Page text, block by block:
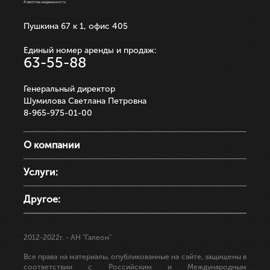
Пушкина 67 к 1, офис 405
Единый номер аренды и продаж:
63-55-88
Генеральный директор
Шумилова Светлана Петровна
8-965-975-01-00
О компании
Услуги:
Другое:
2012-2022г. - АН "Галеон"
Все права на материалы, опубликованные на сайте, защищены в
соответствии с Российским и Международным